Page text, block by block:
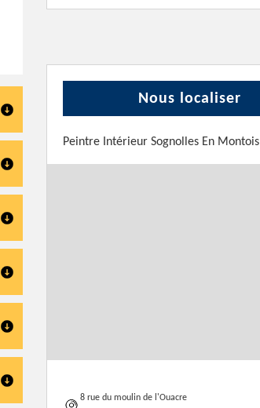
Nous localiser
Peintre Intérieur Sognolles En Montois
8 rue du moulin de l'Ouacre